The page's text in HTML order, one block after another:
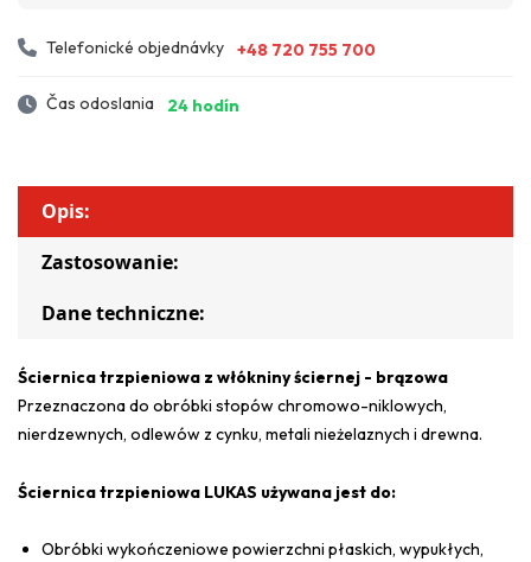
Telefonické objednávky +48 720 755 700
Čas odoslania 24 hodín
Opis:
Zastosowanie:
Dane techniczne:
Ściernica trzpieniowa z włókniny ściernej - brązowa
Przeznaczona do obróbki stopów chromowo-niklowych,
nierdzewnych, odlewów z cynku, metali nieżelaznych i drewna.
Ściernica trzpieniowa LUKAS używana jest do:
Obróbki wykończeniowe powierzchni płaskich, wypukłych,